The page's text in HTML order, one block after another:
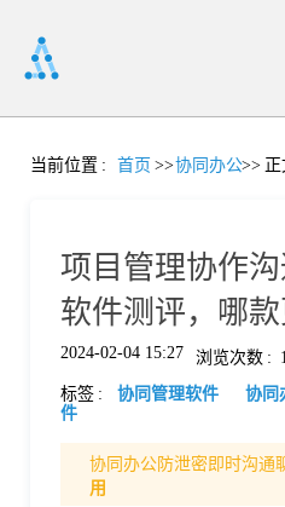
首
当前位置 : 首页 >>协同办公>>
项目管理协作
软件测评，哪款
2024-02-04 15:27 浏览次数 :
标签 : 协同管理软件 协同
件
协同办公防泄密即时沟
用